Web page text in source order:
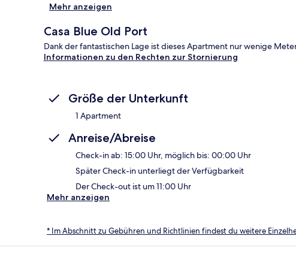
Mehr anzeigen
Casa Blue Old Port
Dank der fantastischen Lage ist dieses Apartment nur wenige
Informationen zu den Rechten zur Stornierung
Größe der Unterkunft
1 Apartment
Anreise/Abreise
Check-in ab: 15:00 Uhr, möglich bis: 00:00 Uhr
Später Check-in unterliegt der Verfügbarkeit
Der Check-out ist um 11:00 Uhr
Mehr anzeigen
* Im Abschnitt zu Gebühren und Richtlinien findest du weitere